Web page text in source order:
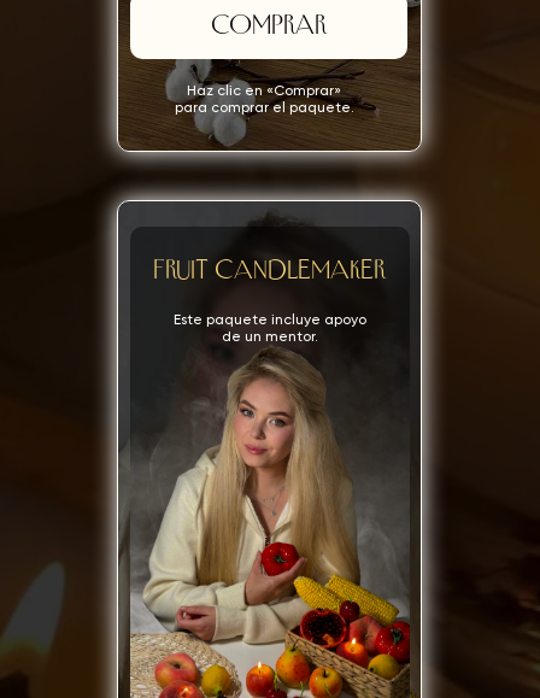
COMPRAR
Haz clic en «Comprar»
para comprar el paquete.
Este paquete incluye apoyo
de un mentor.
Fruit candlemaker